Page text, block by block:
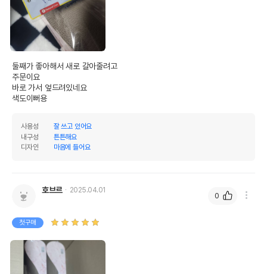
둘째가 좋아해서 새로 갈아줄려고
주문이요
바로 가서 엎드려있네요
색도이뻐용
사용성
잘 쓰고 있어요
내구성
튼튼해요
디자인
마음에 들어요
호브르 2025.04.01
첫구매
0